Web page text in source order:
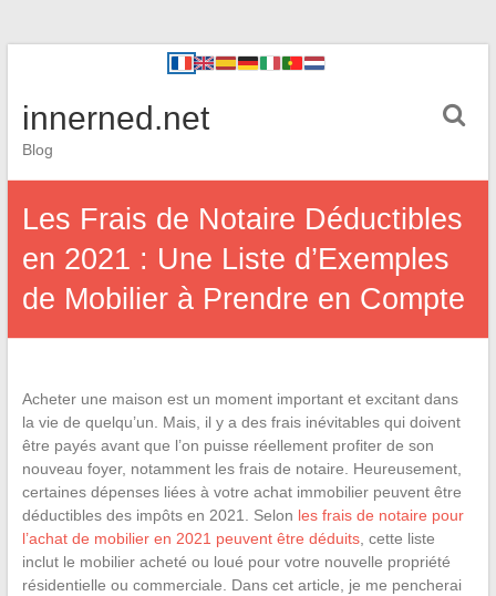
innerned.net
Blog
Les Frais de Notaire Déductibles
en 2021 : Une Liste d’Exemples
de Mobilier à Prendre en Compte
Acheter une maison est un moment important et excitant dans
la vie de quelqu’un. Mais, il y a des frais inévitables qui doivent
être payés avant que l’on puisse réellement profiter de son
nouveau foyer, notamment les frais de notaire. Heureusement,
certaines dépenses liées à votre achat immobilier peuvent être
déductibles des impôts en 2021. Selon les frais de notaire pour
l’achat de mobilier en 2021 peuvent être déduits, cette liste
inclut le mobilier acheté ou loué pour votre nouvelle propriété
résidentielle ou commerciale. Dans cet article, je me pencherai